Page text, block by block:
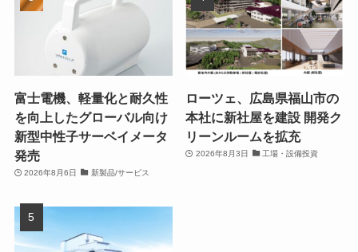
富士電機、軽量化と耐久性
を向上したグローバル向け
新型中性子サーベイメータ
発売
2026年8月6日 新製品/サービス
ローツェ、広島県福山市の
本社に新社屋を建設 開発ク
リーンルームを拡充
2026年8月3日 工場・設備投資